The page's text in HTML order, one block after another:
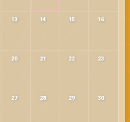
13 14 15 16
20 21 22 23
27 28 29 30